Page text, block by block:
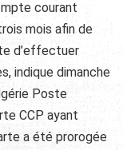
courant
mois afin de
d’effectuer
indique dimanche
Poste
CCP ayant
a été prorogée